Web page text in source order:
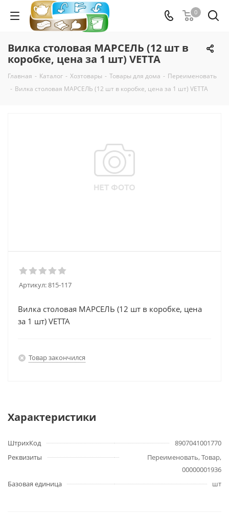
0
Вилка столовая МАРСЕЛЬ (12 шт в
коробке, цена за 1 шт) VETTA
Главная - Каталог - Хозтовары - Товары для дома - Переименовать
- Вилка столовая МАРСЕЛЬ (12 шт в коробке, цена за 1 шт) VETTA
Артикул:815-117
Вилка столовая МАРСЕЛЬ (12 шт в коробке, цена
за 1 шт) VETTA
Товар закончился
Характеристики
ШтрихКод
8907041001770
Реквизиты
Переименовать, Товар,
00000001936
Базовая единица
шт